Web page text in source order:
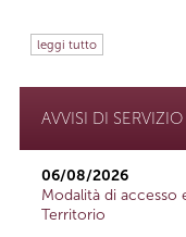
leggi tutto
AVVISI DI SERVIZIO
06/08/2026
Modalità di
Territorio